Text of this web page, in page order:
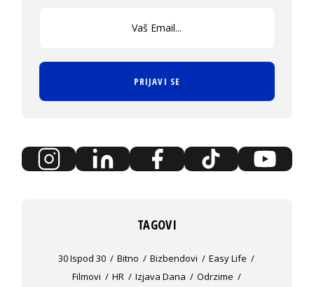
PRIJAVI SE
TAGOVI
30 Ispod 30 Bitno Bizbendovi
Easy Life
Filmovi
HR Izjava Dana
Odrzime